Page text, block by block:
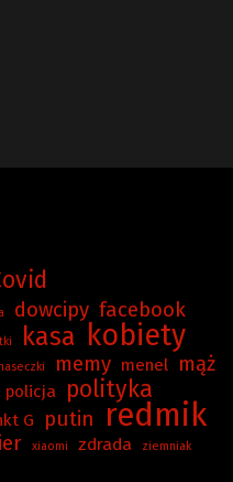
dowcipy facebook
kasa kobiety
memy menel mąż
policja polityka
G putin redmik
xiaomi zdrada
ziemniak